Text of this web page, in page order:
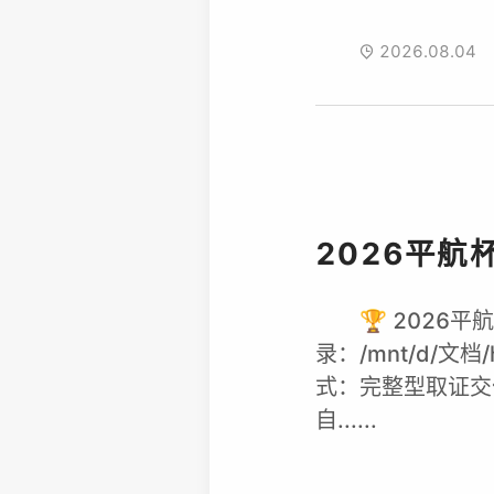
2026.08.04
2026平航
🏆 2026平航
录：/mnt/d/文
式：完整型取证
自......